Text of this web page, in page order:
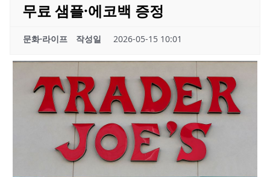
무료 샘플·에코백 증정
문화·라이프 작성일 2026-05-15 10:01